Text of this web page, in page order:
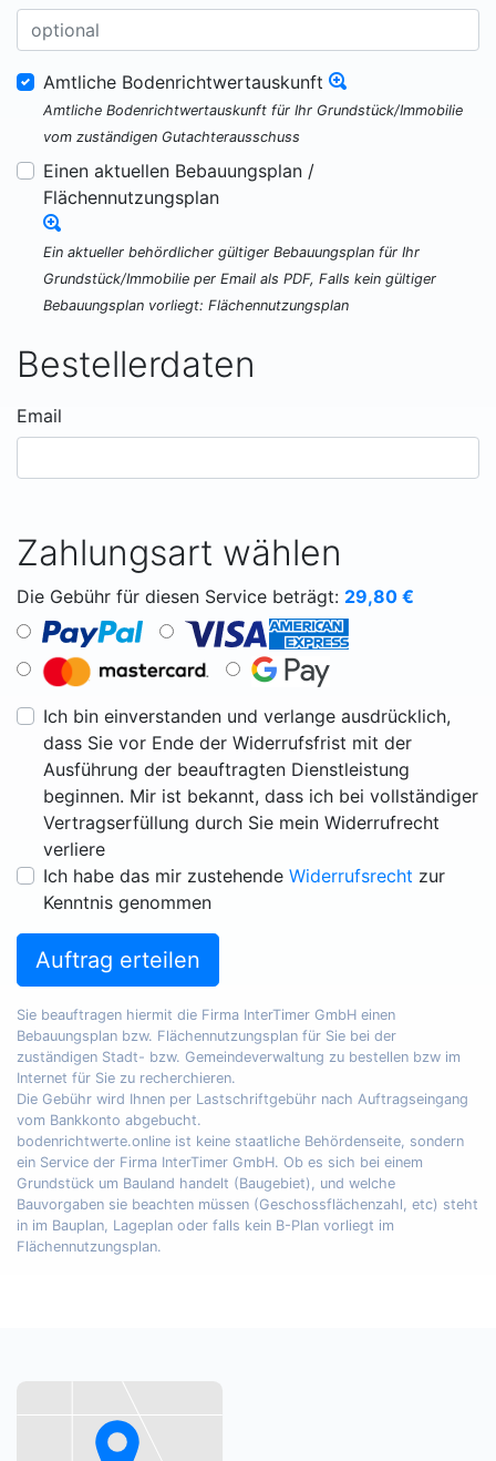
Amtliche Bodenrichtwertauskunft
Amtliche Bodenrichtwertauskunft für Ihr Grundstück/Immobilie
vom zuständigen Gutachterausschuss
Einen aktuellen Bebauungsplan /
Flächennutzungsplan
Ein aktueller behördlicher gültiger Bebauungsplan für Ihr
Grundstück/Immobilie per Email als PDF, Falls kein gültiger
Bebauungsplan vorliegt: Flächennutzungsplan
Bestellerdaten
Email
Zahlungsart wählen
Die Gebühr für diesen Service beträgt: 29,80 €
Ich bin einverstanden und verlange ausdrücklich,
dass Sie vor Ende der Widerrufsfrist mit der
Ausführung der beauftragten Dienstleistung
beginnen. Mir ist bekannt, dass ich bei vollständiger
Vertragserfüllung durch Sie mein Widerrufrecht
verliere
Ich habe das mir zustehende Widerrufsrecht zur
Kenntnis genommen
Auftrag erteilen
Sie beauftragen hiermit die Firma InterTimer GmbH einen
Bebauungsplan bzw. Flächennutzungsplan für Sie bei der
zuständigen Stadt- bzw. Gemeindeverwaltung zu bestellen bzw im
Internet für Sie zu recherchieren.
Die Gebühr wird Ihnen per Lastschriftgebühr nach Auftragseingang
vom Bankkonto abgebucht.
bodenrichtwerte.online ist keine staatliche Behördenseite, sondern
ein Service der Firma InterTimer GmbH. Ob es sich bei einem
Grundstück um Bauland handelt (Baugebiet), und welche
Bauvorgaben sie beachten müssen (Geschossflächenzahl, etc) steht
in im Bauplan, Lageplan oder falls kein B-Plan vorliegt im
Flächennutzungsplan.